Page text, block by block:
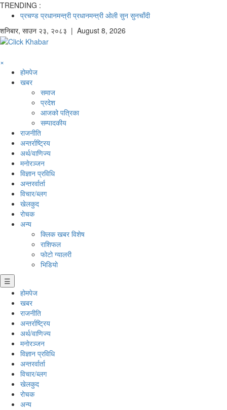
TRENDING :
प्रचण्ड प्रधानमन्त्री प्रधानमन्त्री ओली सुन सुनचाँदी
शनिबार, साउन २३, २०८३ | August 8, 2026
×
होमपेज
खबर
समाज
प्रदेश
आजको पत्रिका
सम्पादकीय
राजनीति
अन्तर्राष्ट्रिय
अर्थ/वाणिज्य
मनाेरञ्जन
विज्ञान प्रविधि
अन्तरर्वार्ता
विचार/ब्लग
खेलकुद
रोचक
अन्य
क्लिक खबर विशेष
राशिफल
फोटो ग्यालरी
भिडियो
☰
होमपेज
खबर
राजनीति
अन्तर्राष्ट्रिय
अर्थ/वाणिज्य
मनाेरञ्जन
विज्ञान प्रविधि
अन्तरर्वार्ता
विचार/ब्लग
खेलकुद
रोचक
अन्य